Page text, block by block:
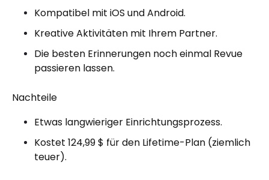
Kompatibel mit iOS und Android.
Kreative Aktivitäten mit Ihrem Partner.
Die besten Erinnerungen noch einmal Revue
passieren lassen.
Nachteile
Etwas langwieriger Einrichtungsprozess.
Kostet 124,99 $ für den Lifetime-Plan (ziemlich
teuer).